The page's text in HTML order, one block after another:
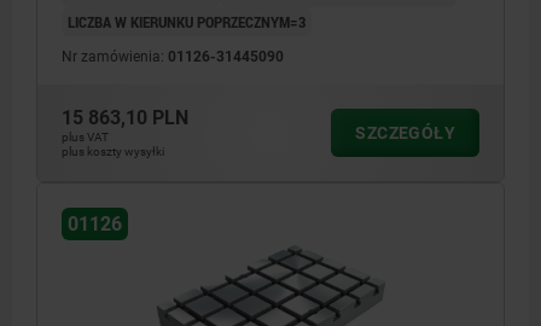
LICZBA W KIERUNKU POPRZECZNYM=3
Nr zamówienia: 01126-31445090
15 863,10 PLN
plus VAT
plus koszty wysyłki
SZCZEGÓŁY
01126